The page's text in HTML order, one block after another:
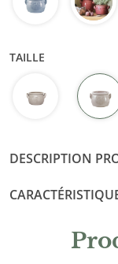
TAILLE
DESCRIPTION